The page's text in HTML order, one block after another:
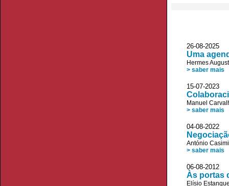
26-08-
Uma
Hermes
> saber mais
15-07-2023
Manuel
> saber mais
04-08-
António
> saber mais
06-08-
Às portas
Elísio